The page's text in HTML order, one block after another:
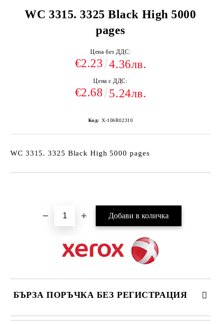
WC 3315. 3325 Black High 5000
pages
Цена без ДДС:
€2.23 4.36лв.
Цена с ДДС:
€2.68 5.24лв.
Код: X-106R02310
WC 3315. 3325 Black High 5000 pages
БЪРЗА ПОРЪЧКА БЕЗ РЕГИСТРАЦИЯ
САМО ПОПЪЛНЕТЕ 4 ПОЛЕТА